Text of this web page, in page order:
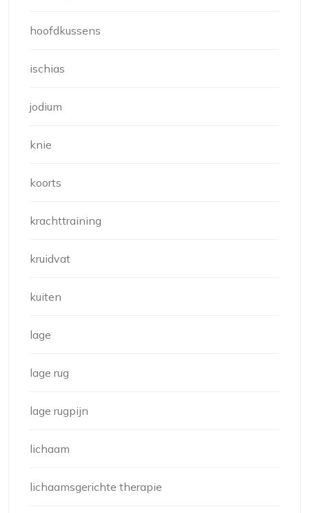
hoofdkussens
ischias
jodium
knie
koorts
krachttraining
kruidvat
kuiten
lage
lage rug
lage rugpijn
lichaam
lichaamsgerichte therapie